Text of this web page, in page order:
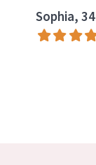
Sophia, 34